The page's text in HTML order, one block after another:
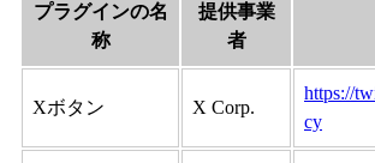
プラグインの名
称
提供事業
者
Xボタン X Corp.
https://
cy